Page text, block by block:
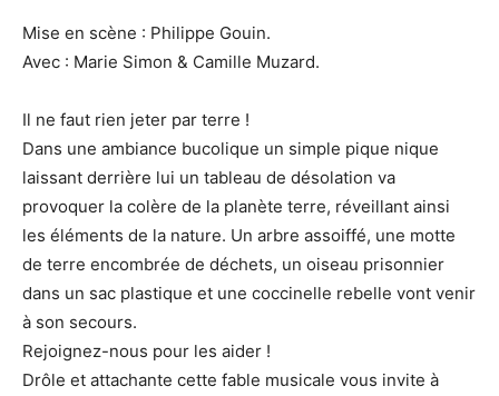
Mise en scène : Philippe Gouin.
Avec : Marie Simon & Camille Muzard.
Il ne faut rien jeter par terre !
Dans une ambiance bucolique un simple pique nique
laissant derrière lui un tableau de désolation va
provoquer la colère de la planète terre, réveillant ainsi
les éléments de la nature. Un arbre assoiffé, une motte
de terre encombrée de déchets, un oiseau prisonnier
dans un sac plastique et une coccinelle rebelle vont venir
à son secours.
Rejoignez-nous pour les aider !
Drôle et attachante cette fable musicale vous invite à